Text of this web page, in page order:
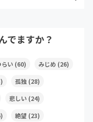
でますか？
らい(60) みじめ (26)
孤独 (28)
悲しい(24)
絶望 (23)